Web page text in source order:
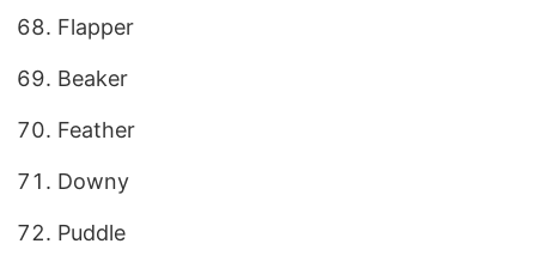
Flapper
Beaker
Feather
Downy
Puddle